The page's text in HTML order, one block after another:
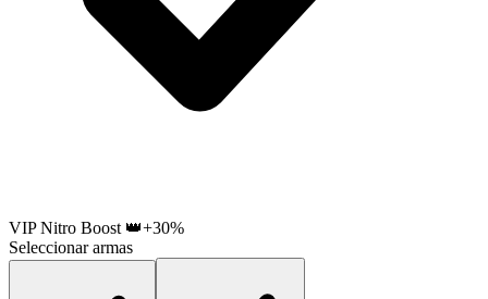
VIP Nitro Boost 👑+30%
Seleccionar armas